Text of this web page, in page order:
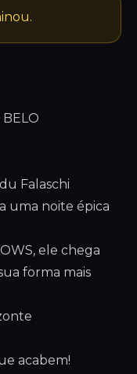
BELO
Falaschi
uma noite épica
ele chega
forma mais
acabem!